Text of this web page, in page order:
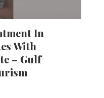
In
With
– Gulf